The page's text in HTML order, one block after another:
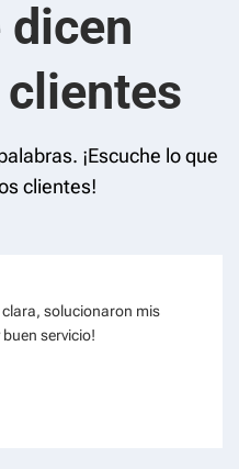
dicen
¡Escuche lo que
clientes!
solucionaron mis
servicio!